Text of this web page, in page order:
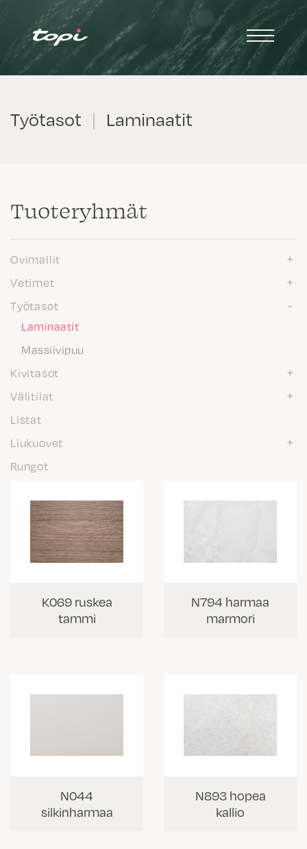
Työtasot | Laminaatit
Tuote­ryhmät
Ovimallit
Vetimet
Työtasot
Laminaatit
Massiivipuu
Kivitasot
Välitilat
Listat
Liukuovet
Rungot
K069 ruskea
tammi
N794 harmaa
marmori
N044
silkinharmaa
N893 hopea
kallio